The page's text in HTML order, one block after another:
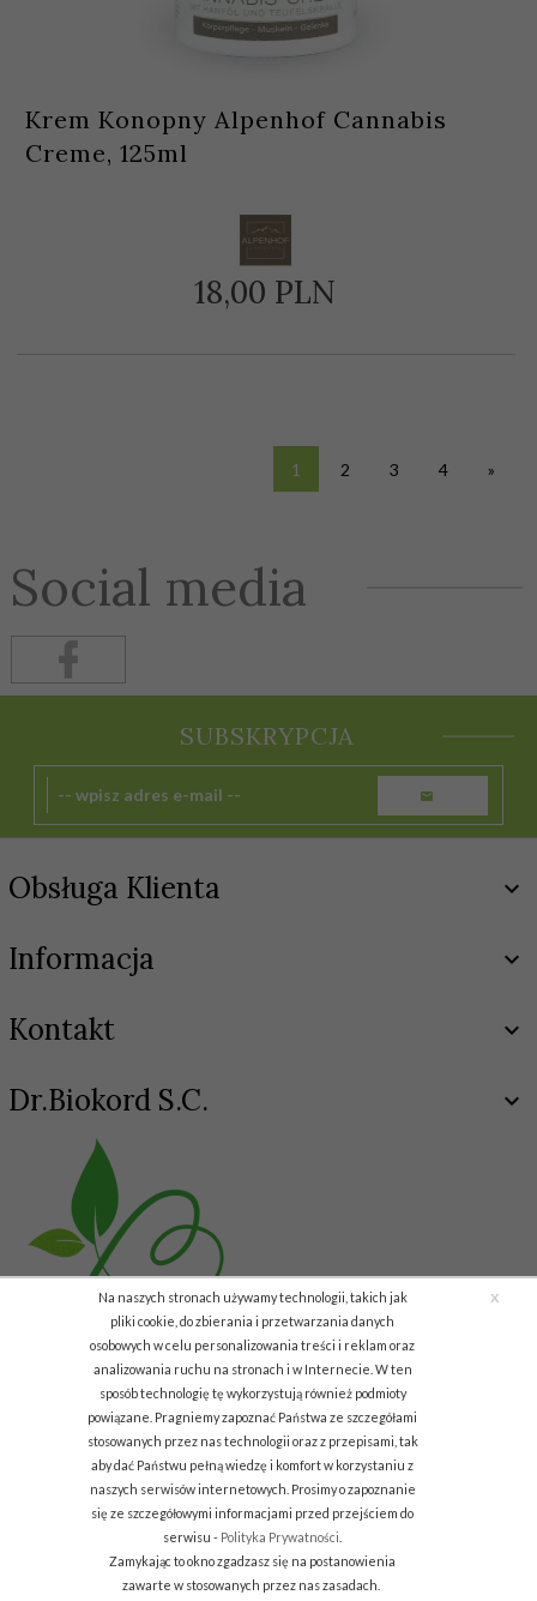
Krem Konopny Alpenhof Cannabis
Creme, 125ml
18,00 PLN
1 2 3 4 »
Social media
SUBSKRYPCJA
Obsługa Klienta
Informacja
Kontakt
Dr.Biokord S.C.
info.biodar@gmail.com
Copyright © 2011 Biokord.com
Informacja o cookies|sklep internetowyRedCart.pl
Na naszych stronach używamy technologii, takich jak
pliki cookie, do zbierania i przetwarzania danych
osobowych w celu personalizowania treści i reklam oraz
analizowania ruchu na stronach i w Internecie. W ten
sposób technologię tę wykorzystują również podmioty
powiązane. Pragniemy zapoznać Państwa ze szczegółami
stosowanych przez nas technologii oraz z przepisami, tak
aby dać Państwu pełną wiedzę i komfort w korzystaniu z
naszych serwisów internetowych. Prosimy o zapoznanie
się ze szczegółowymi informacjami przed przejściem do
serwisu - Polityka Prywatności
Zamykając to okno zgadzasz się na postanowienia
zawarte w stosowanych przez nas zasadach.
x